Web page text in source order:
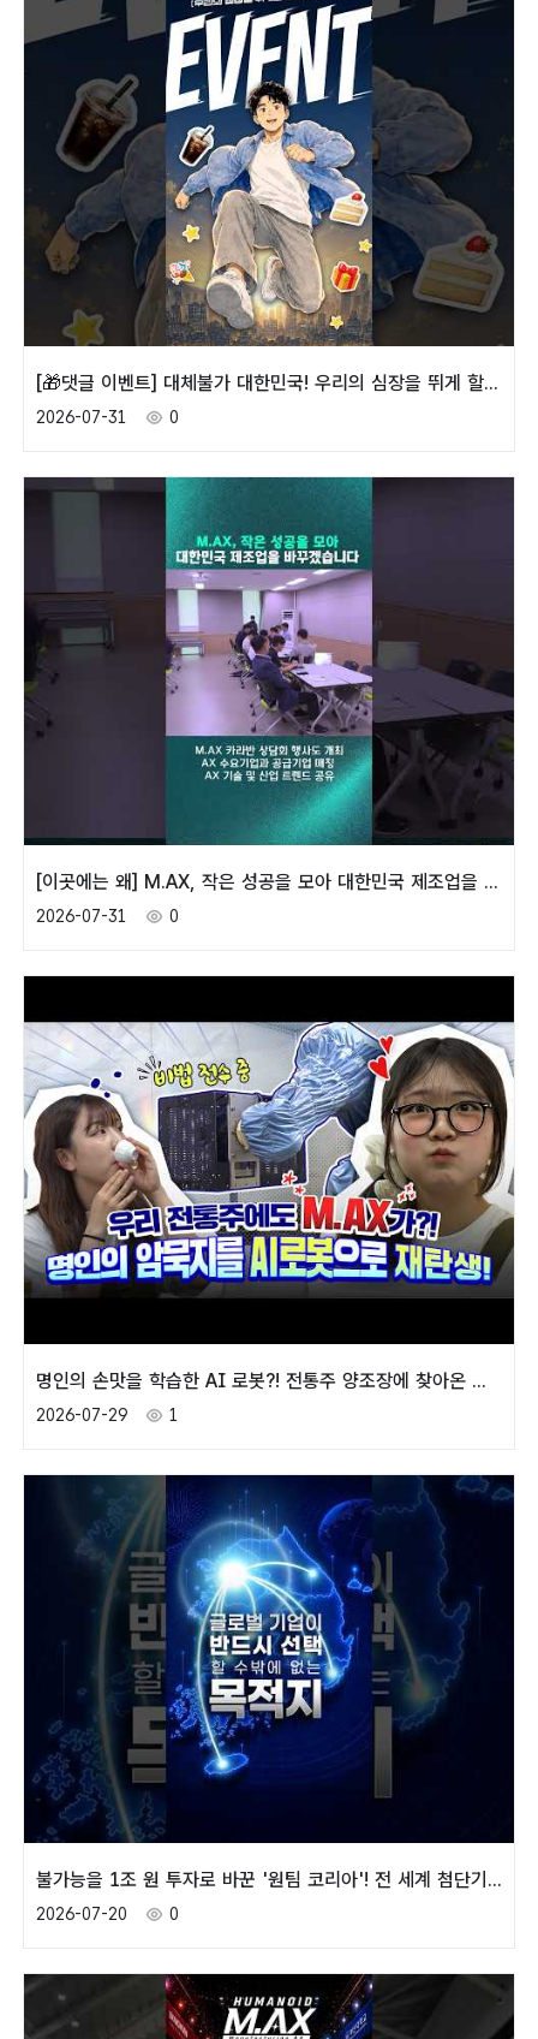
[🎁댓글 이벤트] 대체불가 대한민국! 우리의 심장을 뛰게 할 미래 산업은? 🏃
2026-07-31 0
[이곳에는 왜] M.AX, 작은 성공을 모아 대한민국 제조업을 바꾸겠습니다
2026-07-31 0
명인의 손맛을 학습한 AI 로봇?! 전통주 양조장에 찾아온 M.AX 바람 🤖🍶
2026-07-29 1
불가능을 1조 원 투자로 바꾼 '원팀 코리아'! 전 세계 첨단기업이 한국으로 몰려드는 이유🔥
2026-07-20 0